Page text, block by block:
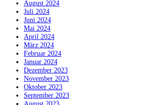
August 2024
Juli 2024
Juni 2024
Mai 2024
April 2024
März 2024
Februar 2024
Januar 2024
Dezember 2023
November 2023
Oktober 2023
September 2023